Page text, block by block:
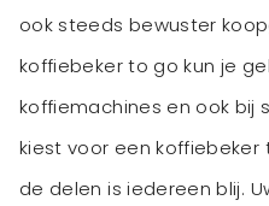
ook steeds bewuster
koffiebeker to go kun je
koffiemachines en ook bij
kiest voor een
de delen is iedereen blij.